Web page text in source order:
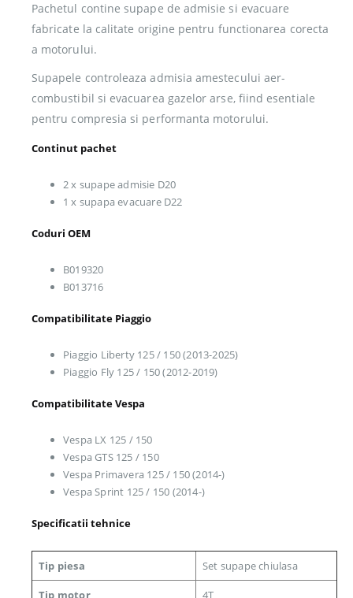
Pachetul contine supape de admisie si evacuare
fabricate la calitate origine pentru functionarea corecta
a motorului.
Supapele controleaza admisia amestecului aer-
combustibil si evacuarea gazelor arse, fiind esentiale
pentru compresia si performanta motorului.
Continut pachet
2 x supape admisie D20
1 x supapa evacuare D22
Coduri OEM
B019320
B013716
Compatibilitate Piaggio
Piaggio Liberty 125 / 150 (2013-2025)
Piaggio Fly 125 / 150 (2012-2019)
Compatibilitate Vespa
Vespa LX 125 / 150
Vespa GTS 125 / 150
Vespa Primavera 125 / 150 (2014-)
Vespa Sprint 125 / 150 (2014-)
Specificatii tehnice
Tip piesa Set supape chiulasa
Tip motor 4T